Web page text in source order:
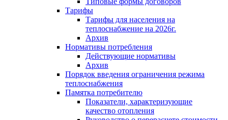
Тарифы
Тарифы для населения на
теплоснабжение на 2026г.
Архив
Нормативы потребления
Действующие нормативы
Архив
Порядок введения ограничения режима
теплоснабжения
Памятка потребителю
Показатели, характеризующие
качество отопления